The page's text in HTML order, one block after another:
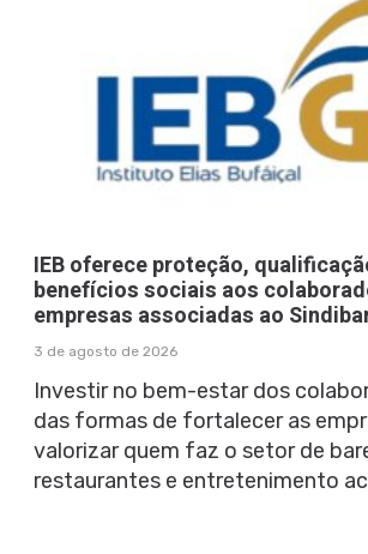
IEB oferece proteção,
benefícios sociais aos
empresas associadas ao
3 de agosto de 2026
Investir no bem-estar dos
das formas de fortalecer as
valorizar quem faz o setor de
restaurantes e entretenimento